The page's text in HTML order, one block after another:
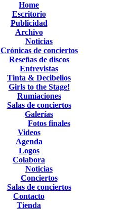
Home
Escritorio
Publicidad
Archivo
Noticias
Crónicas de conciertos
Reseñas de discos
Entrevistas
Tinta & Decibelios
Girls to the Stage!
Rumiaciones
Salas de conciertos
Galerías
Fotos finales
Videos
Agenda
Logos
Colabora
Noticias
Conciertos
Salas de conciertos
Contacto
Tienda